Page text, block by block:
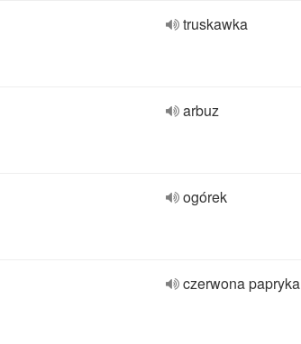
truskawka
arbuz
ogórek
czerwona papryka